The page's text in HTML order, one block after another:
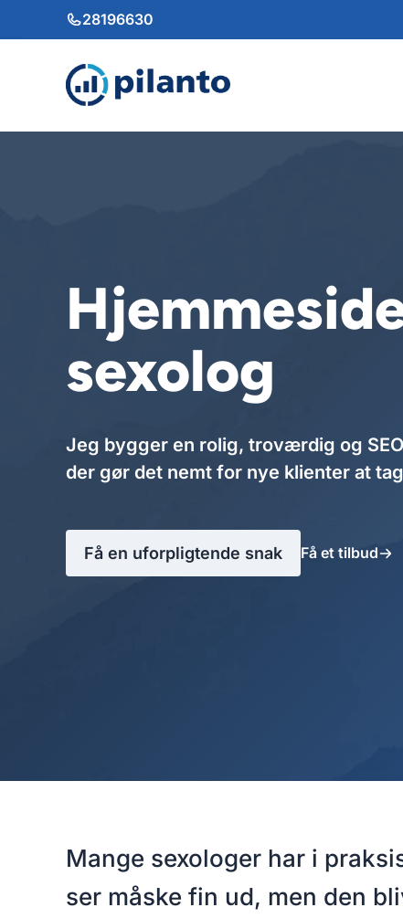
til
28196630
sexolog
Jeg bygger en rolig, troværdig og
der gør det nemt for nye klienter at
Få en uforpligtende snak Få et tilbud
Mange sexologer har i
ser måske fin ud, men den